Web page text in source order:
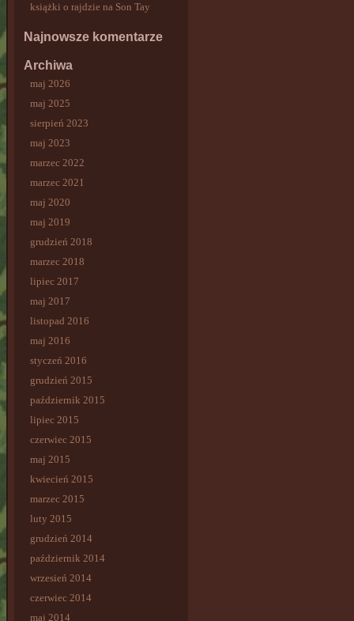
książki o rajdzie na Son Tay
Najnowsze komentarze
Archiwa
maj 2026
maj 2025
sierpień 2023
maj 2023
marzec 2022
marzec 2021
maj 2020
maj 2019
grudzień 2018
marzec 2018
lipiec 2017
maj 2017
listopad 2016
maj 2016
styczeń 2016
grudzień 2015
październik 2015
lipiec 2015
czerwiec 2015
maj 2015
kwiecień 2015
marzec 2015
luty 2015
grudzień 2014
październik 2014
wrzesień 2014
czerwiec 2014
maj 2014